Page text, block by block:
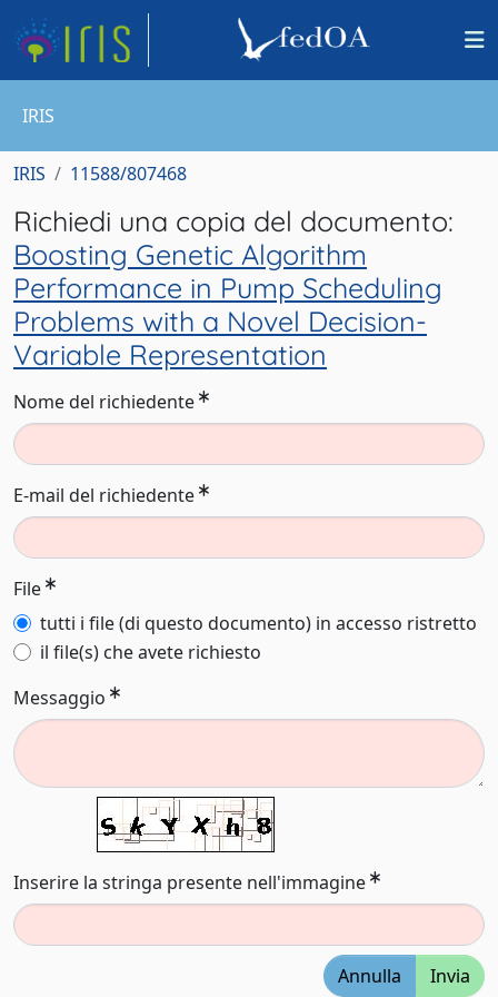
IRIS
IRIS 11588/807468
Richiedi una copia del documento:
Boosting Genetic Algorithm
Performance in Pump Scheduling
Problems with a Novel Decision-
Variable Representation
Nome del richiedente
E-mail del richiedente
File
tutti i file (di questo documento) in accesso ristretto
il file(s) che avete richiesto
Messaggio
Inserire la stringa presente nell'immagine
Annulla Invia